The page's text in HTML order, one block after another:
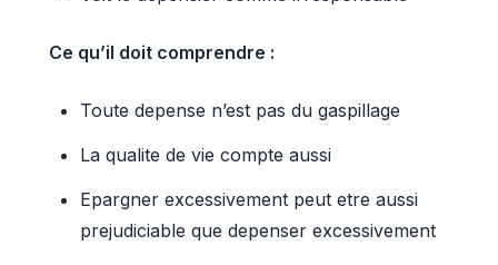
Ce qu’il doit comprendre :
Toute depense n’est pas du gaspillage
La qualite de vie compte aussi
Epargner excessivement peut etre aussi
prejudiciable que depenser excessivement